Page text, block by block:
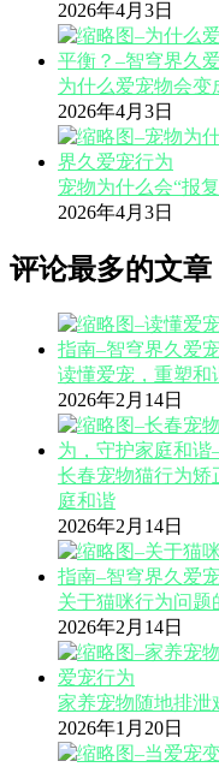
2026年4月3日
为什么爱宠物会变
2026年4月3日
宠物为什么会“报
2026年4月3日
评论最多的文章
读懂爱宠，重塑和
2026年2月14日
长春宠物猫行为矫
庭和谐
2026年2月14日
关于猫咪行为问
2026年2月14日
家养宠物随地排泄
2026年1月20日